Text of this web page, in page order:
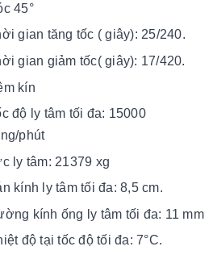
45°
gian tăng tốc ( giây): 25/240.
gian giảm tốc( giây): 17/420.
kín
độ ly tâm tối đa: 15000
phút
ly tâm: 21379 xg
kính ly tâm tối đa: 8,5 cm.
kính ống ly tâm tối đa: 11 mm
độ tại tốc độ tối đa: 7°C.